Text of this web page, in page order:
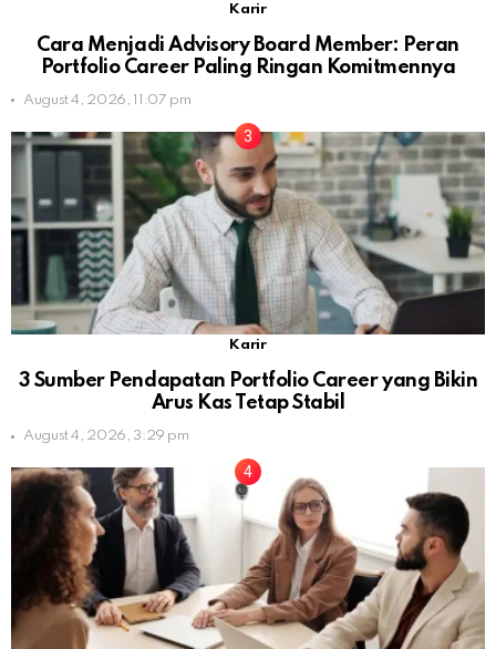
Karir
Cara Menjadi Advisory Board Member: Peran
Portfolio Career Paling Ringan Komitmennya
August 4, 2026, 11:07 pm
Karir
3 Sumber Pendapatan Portfolio Career yang Bikin
Arus Kas Tetap Stabil
August 4, 2026, 3:29 pm